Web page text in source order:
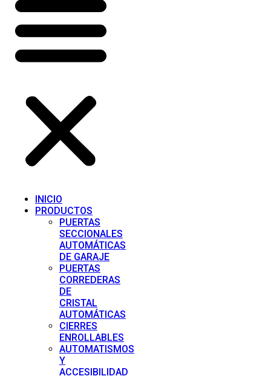
INICIO
PRODUCTOS
PUERTAS
SECCIONALES
AUTOMÁTICAS
DE GARAJE
PUERTAS
CORREDERAS
DE
CRISTAL
AUTOMÁTICAS
CIERRES
ENROLLABLES
AUTOMATISMOS
Y
ACCESIBILIDAD